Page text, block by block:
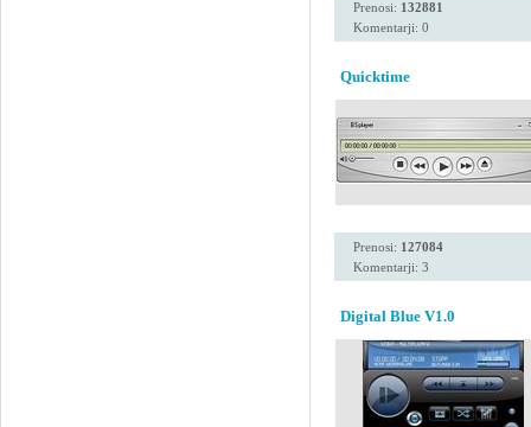
Prenosi: 132881
Komentarji: 0
Quicktime
Prenosi: 127084
Komentarji: 3
Digital Blue V1.0